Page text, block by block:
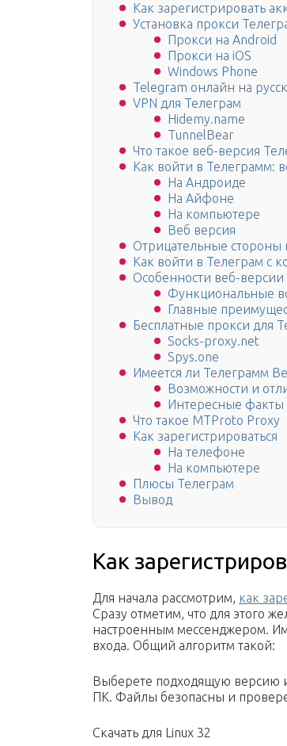
Как зарегистрировать
Установка прокси
Прокси на Android
Прокси на iOS
Windows Phone
Telegram онлайн на
VPN для Телеграм
Hidemy.name
TunnelBear
Что такое веб-версия
Как войти в Телеграмм:
На Андроиде
На Айфоне
На компьютере
Веб версия
Отрицательные стороны
Как войти в Телеграм с
Особенности веб-версии
Функциональные
Главные
Бесплатные прокси для
Socks-proxy.net
Spys.one
Имеется ли Телеграмм
Возможности и
Интересные факты
Что такое MTProto Proxy
Как зарегистрироваться
На телефоне
На компьютере
Плюсы Телеграм
Вывод
Как
Для начала рассмотрим, как
Сразу отметим, что для этого
настроенным мессенджером.
входа. Общий алгоритм такой:
Выберете подходящую версию
ПК. Файлы безопасны и
Скачать для Linux 32